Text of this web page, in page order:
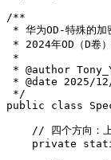
/**
* 华为OD-特殊的加
* 2024年OD（D卷
*
* @author
* @date 2025/
*/
public class
// 四个方向：
private